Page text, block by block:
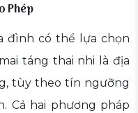
Phép
đình có thể lựa chọn
táng thai nhi là địa
tùy theo tín ngưỡng
Cả hai phương pháp